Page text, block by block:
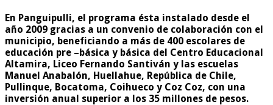
En Panguipulli, el programa ésta instalado desde el
año 2009 gracias a un convenio de colaboración con el
municipio, beneficiando a más de 400 escolares de
educación pre –básica y básica del Centro Educacional
Altamira, Liceo Fernando Santiván y las escuelas
Manuel Anabalón, Huellahue, República de Chile,
Pullinque, Bocatoma, Coihueco y Coz Coz, con una
inversión anual superior a los 35 millones de pesos.